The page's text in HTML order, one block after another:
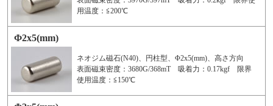
用温度：≦200℃
Φ2x5(mm)
ネオジム磁石(N40)、円柱型、Φ2x5(mm)、高さ方向
表面磁束密度：3680G/368mT 吸着力：0.17kgf 限界
使用温度：≦150℃